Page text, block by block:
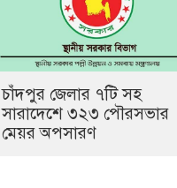
চাঁদপুর জেলার ৭টি সহ
সারাদেশে ৩২৩ পৌরসভার
মেয়র অপসারণ